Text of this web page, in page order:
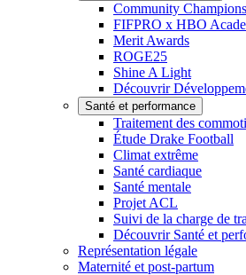
Community Champions
FIFPRO x HBO
Merit Awards
ROGE25
Shine A Light
Découvrir
Santé et performance
Traitement des
Étude Drake Football
Climat extrême
Santé cardiaque
Santé mentale
Projet ACL
Suivi de la charge de
Découvrir Santé et
Représentation légale
Maternité et post-partum